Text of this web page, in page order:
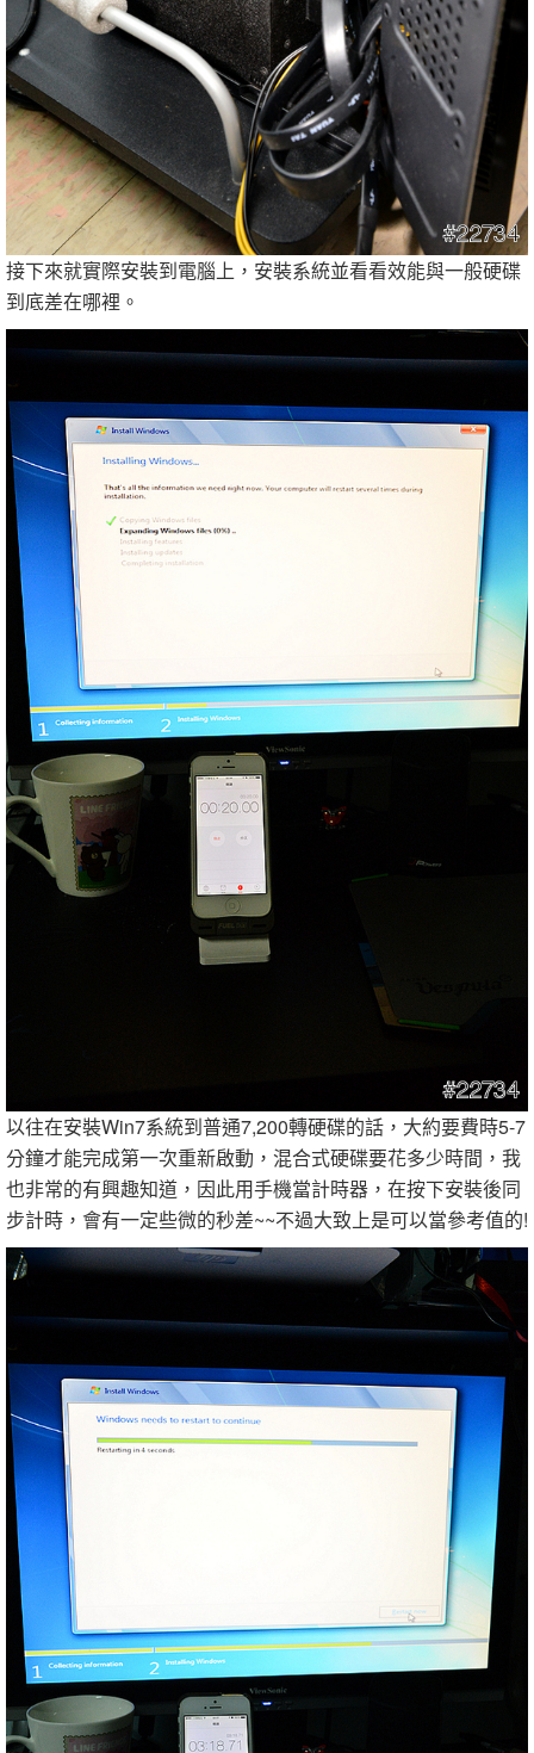
接下來就實際安裝到電腦上，安裝系統並看看效能與一般硬碟
到底差在哪裡。
以往在安裝Win7系統到普通7,200轉硬碟的話，大約要費時5-7
分鐘才能完成第一次重新啟動，混合式硬碟要花多少時間，我
也非常的有興趣知道，因此用手機當計時器，在按下安裝後同
步計時，會有一定些微的秒差~~不過大致上是可以當參考值的!